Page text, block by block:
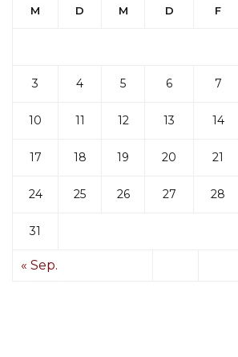
M D M D F
3 4 5 6 7
10 11 12 13 14
17 18 19 20 21
24 25 26 27 28
31
« Sep.